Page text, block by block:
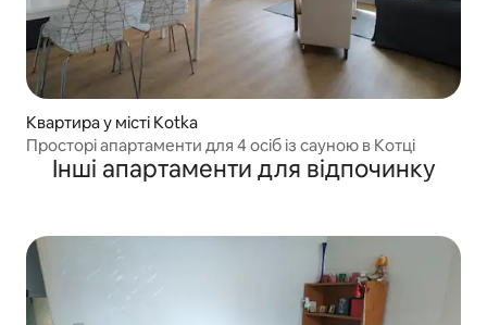
Квартира у місті Kotka
Просторі апартаменти для 4 осіб із сауною в Котці
Інші апартаменти для відпочинку